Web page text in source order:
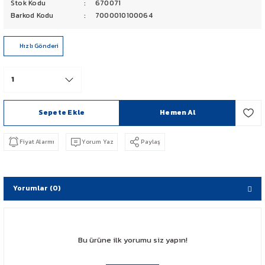
PCX 125-150
CB 125 F
NX 500
Stok Kodu
670071
Barkod Kodu
7000010100064
Hızlı Gönderi
Sepete Ekle Hemen Al
Fiyat Alarmı Yorum Yaz Paylaş
Yorumlar (0)
Bu ürüne ilk yorumu siz yapın!